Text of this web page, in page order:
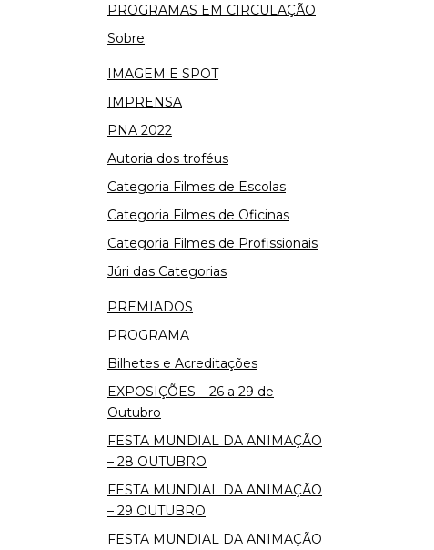
PROGRAMAS EM CIRCULAÇÃO
Sobre
IMAGEM E SPOT
IMPRENSA
PNA 2022
Autoria dos troféus
Categoria Filmes de Escolas
Categoria Filmes de Oficinas
Categoria Filmes de Profissionais
Júri das Categorias
PREMIADOS
PROGRAMA
Bilhetes e Acreditações
EXPOSIÇÕES – 26 a 29 de
Outubro
FESTA MUNDIAL DA ANIMAÇÃO
– 28 OUTUBRO
FESTA MUNDIAL DA ANIMAÇÃO
– 29 OUTUBRO
FESTA MUNDIAL DA ANIMAÇÃO